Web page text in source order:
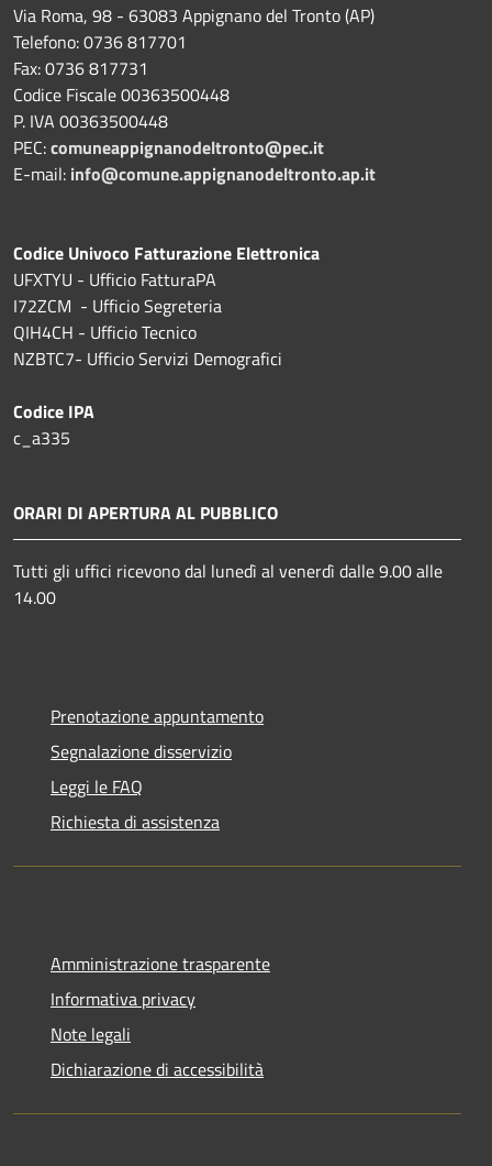
Via Roma, 98 - 63083 Appignano del Tronto (AP)
Telefono: 0736 817701
Fax: 0736 817731
Codice Fiscale 00363500448
P. IVA 00363500448
PEC:comuneappignanodeltronto@pec.it
E-mail: info@comune.appignanodeltronto.ap.it
Codice Univoco Fatturazione Elettronica
UFXTYU - Ufficio FatturaPA
I72ZCM - Ufficio Segreteria
QIH4CH - Ufficio Tecnico
NZBTC7- Ufficio Servizi Demografici
Codice IPA
c_a335
ORARI DI APERTURA AL PUBBLICO
Tutti gli uffici ricevono dal lunedì al venerdì dalle 9.00 alle
14.00
Prenotazione appuntamento
Segnalazione disservizio
Leggi le FAQ
Richiesta di assistenza
Amministrazione trasparente
Informativa privacy
Note legali
Dichiarazione di accessibilità